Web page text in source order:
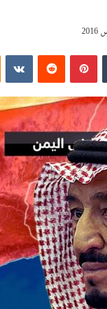
بينتيريست